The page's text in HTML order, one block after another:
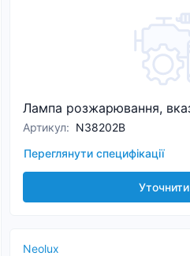
Лампа розжарювання,
Артикул: N38202B
Переглянути специфікації
Уточнити
Neolux